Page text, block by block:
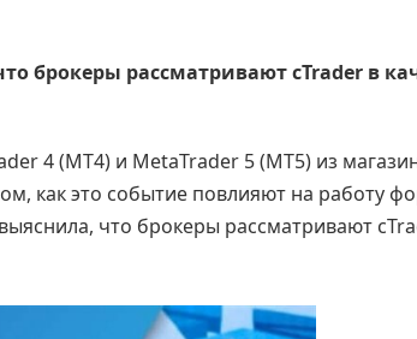
брокеры рассматривают cTrader в
4 (MT4) и MetaTrader 5 (MT5) из
как это событие повлияют на работу
что брокеры рассматривают